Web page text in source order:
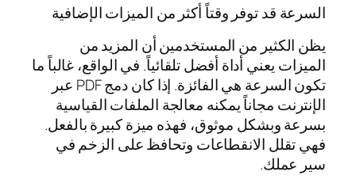
السرعة قد توفر وقتاً أكثر من الميزات الإضافية
يظن الكثير من المستخدمين أن المزيد من
الميزات يعني أداة أفضل تلقائياً. في الواقع، غالباً ما
تكون السرعة هي الفائزة. إذا كان دمج PDF عبر
الإنترنت مجاناً يمكنه معالجة الملفات القياسية
بسرعة وبشكل موثوق، فهذه ميزة كبيرة بالفعل.
فهي تقلل الانقطاعات وتحافظ على الزخم في
سير عملك.